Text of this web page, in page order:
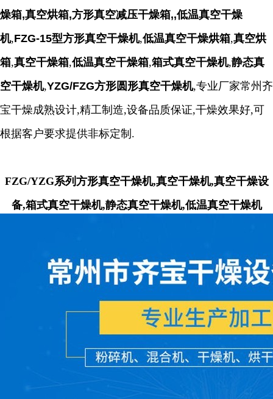
燥箱,真空烘箱,方形真空减压干燥箱,,低温真空干燥
机,FZG-15型方形真空干燥机,低温真空干燥烘箱,真空烘
箱,真空干燥箱,低温真空干燥箱,箱式真空干燥机,静态真
空干燥机,YZG/FZG方形圆形真空干燥机,专业厂家常州齐
宝干燥成熟设计,精工制造,设备品质保证,干燥效果好,可
根据客户要求提供非标定制.
FZG/YZG系列方形真空干燥机,真空干燥机,真空干燥设
备,箱式真空干燥机,静态真空干燥机,低温真空干燥机